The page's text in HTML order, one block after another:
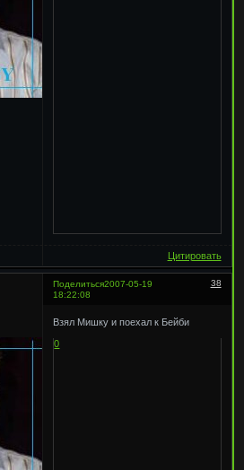
Цитировать
Поделиться 38
2007-05-19
18:22:08
Взял Мишку и поехал к Бейби
0